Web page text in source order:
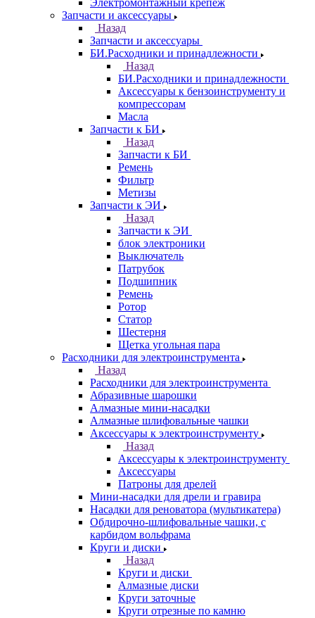
Электромонтажный крепеж
Запчасти и аксессуары
Назад
Запчасти и аксессуары
БИ.Расходники и принадлежности
Назад
БИ.Расходники и принадлежности
Аксессуары к бензоинструменту и
компрессорам
Масла
Запчасти к БИ
Назад
Запчасти к БИ
Ремень
Фильтр
Метизы
Запчасти к ЭИ
Назад
Запчасти к ЭИ
блок электроники
Выключатель
Патрубок
Подшипник
Ремень
Ротор
Статор
Шестерня
Щетка угольная пара
Расходники для электроинструмента
Назад
Расходники для электроинструмента
Абразивные шарошки
Алмазные мини-насадки
Алмазные шлифовальные чашки
Аксессуары к электроинструменту
Назад
Аксессуары к электроинструменту
Аксессуары
Патроны для дрелей
Мини-насадки для дрели и гравира
Насадки для реноватора (мультикатера)
Обдирочно-шлифовальные чашки, с
карбидом вольфрама
Круги и диски
Назад
Круги и диски
Алмазные диски
Круги заточные
Круги отрезные по камню